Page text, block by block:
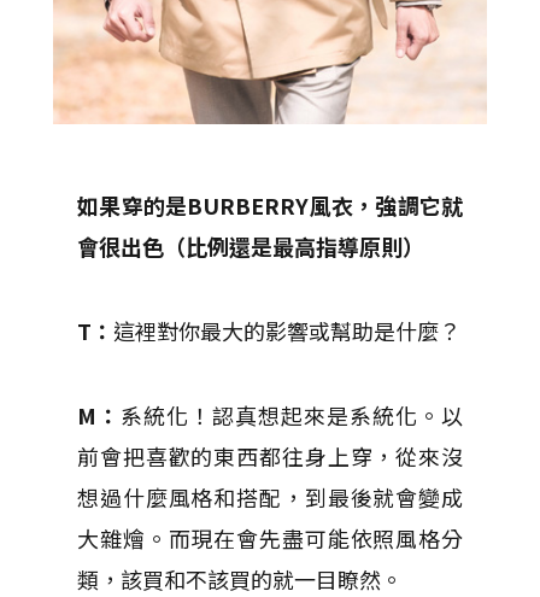
如果穿的是BURBERRY風衣，強調它就
會很出色（比例還是最高指導原則）
T： 這裡對你最大的影響或幫助是什麼？
M： 系統化！認真想起來是系統化。以
前會把喜歡的東西都往身上穿，從來沒
想過什麼風格和搭配，到最後就會變成
大雜燴。而現在會先盡可能依照風格分
類，該買和不該買的就一目瞭然。